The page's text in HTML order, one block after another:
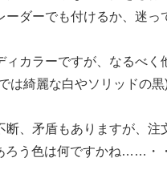
ーダーでも付けるか、迷っ
ィカラーですが、なるべ
は綺麗な白やソリッドの黒
断、矛盾もありますが、注
ろう色は何ですかね……・